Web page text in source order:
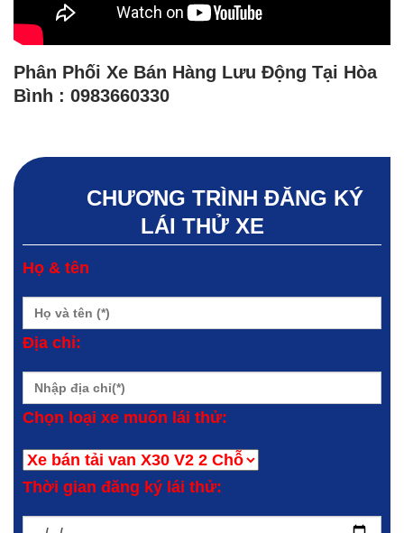
Phân Phối Xe Bán Hàng Lưu Động Tại Hòa
Bình : 0983660330
CHƯƠNG TRÌNH ĐĂNG KÝ
LÁI THỬ XE
Họ & tên
Địa chỉ:
Chọn loại xe muốn lái thử:
Thời gian đăng ký lái thử: